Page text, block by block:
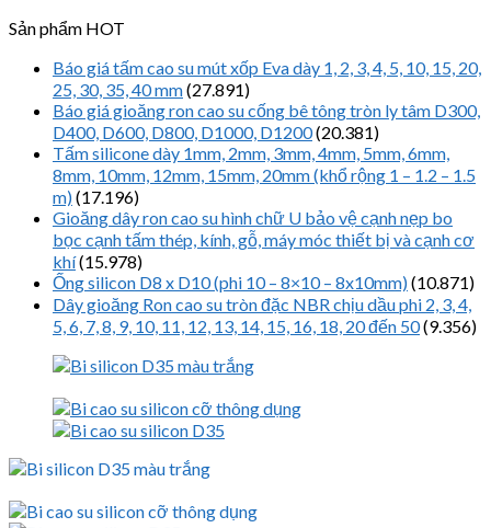
Sản phẩm HOT
Báo giá tấm cao su mút xốp Eva dày 1, 2, 3, 4, 5, 10, 15, 20,
25, 30, 35, 40 mm(27.891)
Báo giá gioăng ron cao su cống bê tông tròn ly tâm D300,
D400, D600, D800, D1000, D1200(20.381)
Tấm silicone dày 1mm, 2mm, 3mm, 4mm, 5mm, 6mm,
8mm, 10mm, 12mm, 15mm, 20mm (khổ rộng 1 – 1.2 – 1.5
m)(17.196)
Gioăng dây ron cao su hình chữ U bảo vệ cạnh nẹp bo
bọc cạnh tấm thép, kính, gỗ, máy móc thiết bị và cạnh cơ
khí(15.978)
Ống silicon D8 x D10 (phi 10 – 8×10 – 8x10mm)(10.871)
Dây gioăng Ron cao su tròn đặc NBR chịu dầu phi 2, 3, 4,
5, 6, 7, 8, 9, 10, 11, 12, 13, 14, 15, 16, 18, 20 đến 50(9.356)